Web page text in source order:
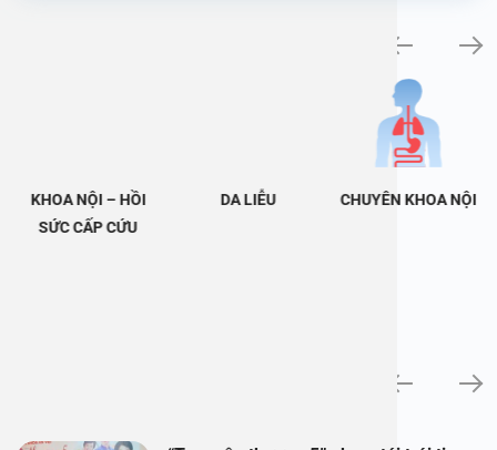
KHOA NỘI – HỒI
SỨC CẤP CỨU
DA LIỄU CHUYÊN KHOA NỘI